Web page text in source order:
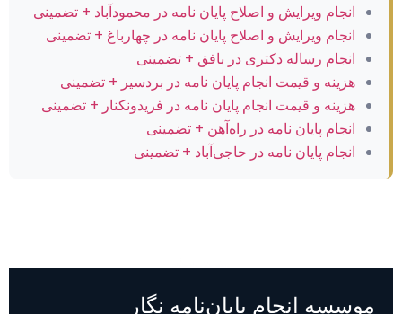
انجام ویرایش و اصلاح پایان نامه در محمودآباد + تضمینی
انجام ویرایش و اصلاح پایان نامه در چهارباغ + تضمینی
انجام رساله دکتری در بافق + تضمینی
هزینه و قیمت انجام پایان نامه در بردسیر + تضمینی
هزینه و قیمت انجام پایان نامه در فریدونکنار + تضمینی
انجام پایان نامه در راه‌آهن + تضمینی
انجام پایان نامه در حاجی‌آباد + تضمینی
موسسه انجام پایان‌نامه نگار